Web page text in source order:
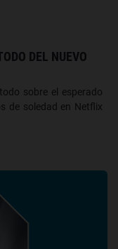
DEL NUEVO
sobre el esperado
de soledad en Netflix